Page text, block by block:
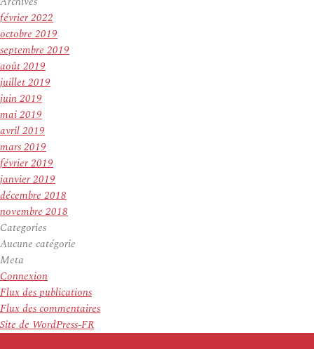
février 2022
octobre 2019
septembre 2019
août 2019
juillet 2019
juin 2019
mai 2019
avril 2019
mars 2019
février 2019
janvier 2019
décembre 2018
novembre 2018
Categories
Aucune catégorie
Meta
Connexion
Flux des publications
Flux des commentaires
Site de WordPress-FR